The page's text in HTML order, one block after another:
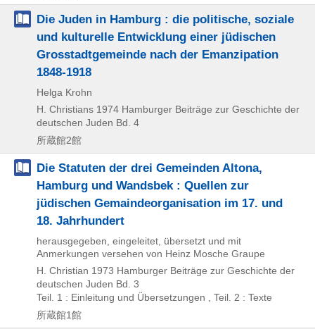
Die Juden in Hamburg : die politische, soziale
und kulturelle Entwicklung einer jüdischen
Grosstadtgemeinde nach der Emanzipation
1848-1918
Helga Krohn
H. Christians 1974 Hamburger Beiträge zur Geschichte der
deutschen Juden Bd. 4
所蔵館2館
Die Statuten der drei Gemeinden Altona,
Hamburg und Wandsbek : Quellen zur
jüdischen Gemaindeorganisation im 17. und
18. Jahrhundert
herausgegeben, eingeleitet, übersetzt und mit
Anmerkungen versehen von Heinz Mosche Graupe
H. Christian 1973 Hamburger Beiträge zur Geschichte der
deutschen Juden Bd. 3
Teil. 1 : Einleitung und Übersetzungen , Teil. 2 : Texte
所蔵館1館